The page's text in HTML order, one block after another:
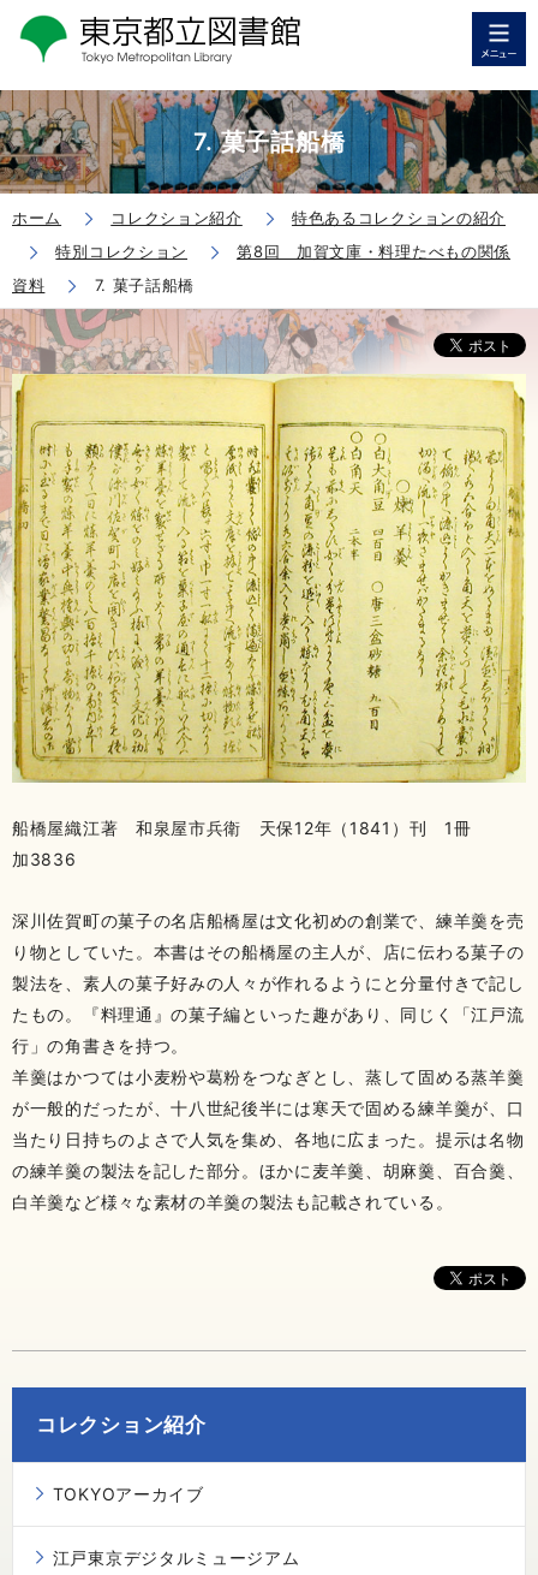
7. 菓子話船橋
ホーム コレクション紹介
特色あるコレクションの紹介
特別コレクション
第8回 加賀文庫・料理たべもの関係
資料
7. 菓子話船橋
船橋屋織江著 和泉屋市兵衛 天保12年（1841）刊 1冊
加3836
深川佐賀町の菓子の名店船橋屋は文化初めの創業で、練羊羹を売
り物としていた。本書はその船橋屋の主人が、店に伝わる菓子の
製法を、素人の菓子好みの人々が作れるようにと分量付きで記し
たもの。『料理通』の菓子編といった趣があり、同じく「江戸流
行」の角書きを持つ。
羊羹はかつては小麦粉や葛粉をつなぎとし、蒸して固める蒸羊羹
が一般的だったが、十八世紀後半には寒天で固める練羊羹が、口
当たり日持ちのよさで人気を集め、各地に広まった。提示は名物
の練羊羹の製法を記した部分。ほかに麦羊羹、胡麻羹、百合羹、
白羊羹など様々な素材の羊羹の製法も記載されている。
コレクション紹介
TOKYOアーカイブ
江戸東京デジタルミュージアム